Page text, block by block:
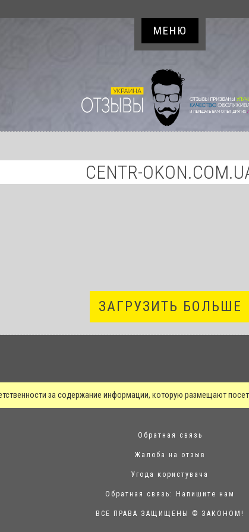
МЕНЮ
CENTR-
ЗАГРУЗИТЬ БОЛЬШЕ
за содержание информации, которую размещают
Обратная связь
Жалоба на отзыв
Угода користувача
Обратная связь: Напишите нам
ВСЕ ПРАВА ЗАЩИЩЕНЫ © ЗАКОНОМ!